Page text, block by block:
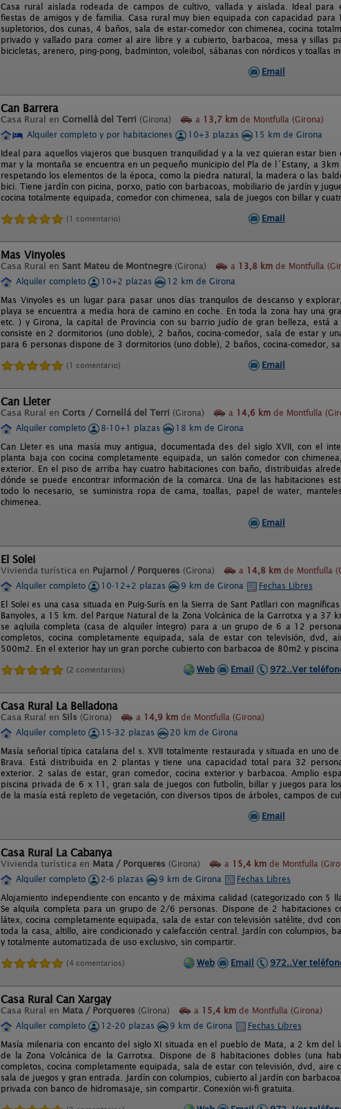
Casa rural aislada rodeada de campos de cultivo, vallada y aislada. Ideal para
fiestas de amigos y de familia. Casa rural muy bien equipada con capacidad
supletorios, dos cunas, 4 baños, sala de estar-comedor con chimenea, cocina
privado y vallado para comer al aire libre y a cubierto, barbacoa, mesa y sillas
bicicletas, arenero, ping-pong, badminton, voleibol, sábanas con nórdicos y toallas
Email
Can Barrera
Casa Rural en Cornellà del Terri (Girona) a 13,7 km de Montfulla (Girona)
Alquiler completo y por habitaciones
10+3 plazas
15 km de Girona
Ideal para aquellos viajeros que busquen tranquilidad y a la vez quieran estar bien
mar y la montaña se encuentra en un pequeño municipio del Pla de l´Estany, a
respetando los elementos de la época, como la piedra natural, la madera o las
bici. Tiene jardín con picina, porxo, patio con barbacoas, mobiliario de jardín y
cocina totalmente equipada, comedor con chimenea, sala de juegos con billar y
(1 comentario) Email
Mas Vinyoles
Casa Rural en Sant Mateu de Montnegre (Girona) a 13,8 km de Montfulla
Alquiler completo
10+2 plazas
12 km de Girona
Mas Vinyoles es un lugar para pasar unos días tranquilos de descanso y
playa se encuentra a media hora de camino en coche. En toda la zona hay una
etc. ) y Girona, la capital de Provincia con su barrio judío de gran belleza, está
consiste en 2 dormitorios (uno doble), 2 baños, cocina-comedor, sala de estar y
para 6 personas dispone de 3 dormitorios (uno doble), 2 baños, cocina-comedor,
(1 comentario) Email
Can Lleter
Casa Rural en Corts / Cornellá del Terri (Girona) a 14,6 km de Montfulla
Alquiler completo
8-10+1 plazas
18 km de Girona
Can Lleter es una masía muy antigua, documentada des del siglo XVII, con el
planta baja con cocina completamente equipada, un salón comedor con
exterior. En el piso de arriba hay cuatro habitaciones con baño, distribuidas
dónde se puede encontrar información de la comarca. Una de las habitaciones
todo lo necesario, se suministra ropa de cama, toallas, papel de water,
chimenea.
Email
El Solei
Vivienda turística en Pujarnol / Porqueres (Girona) a 14,8 km de Montfulla
Alquiler completo
10-12+2 plazas 9 km de Girona
Fechas Libres
El Solei es una casa situada en Puig-Surís en la Sierra de Sant Patllari con
Banyoles, a 15 km. del Parque Natural de la Zona Volcánica de la Garrotxa y a 37
se aqluila completa (casa de alquiler íntegro) para a un grupo de 6 a 12
completos, cocina completamente equipada, sala de estar con televisión, dvd,
500m2. En el exterior hay un gran porche cubierto con barbacoa de 80m2 y piscina
(2 comentarios) Web Email 972..Ver
Casa Rural La Belladona
Casa Rural en Sils (Girona) a 14,9 km de Montfulla (Girona)
Alquiler completo
15-32 plazas
20 km de Girona
Masía señorial típica catalana del s. XVII totalmente restaurada y situada en uno
Brava. Está distribuida en 2 plantas y tiene una capacidad total para 32
exterior. 2 salas de estar, gran comedor, cocina exterior y barbacoa. Amplio
piscina privada de 6 x 11, gran sala de juegos con futbolín, billar y juegos para
de la masía está repleto de vegetación, con diversos tipos de árboles, campos de
Email
Casa Rural La Cabanya
Vivienda turística en Mata / Porqueres (Girona) a 15,4 km de Montfulla
Alquiler completo
2-6 plazas 9 km de Girona
Fechas Libres
Alojamiento independiente con encanto y de máxima calidad (categorizado con 5
Se alquila completa para un grupo de 2/6 personas. Dispone de 2 habitaciones
látex, cocina completamente equipada, sala de estar con televisión satélite, dvd
toda la casa, altillo, aire condicionado y calefacción central. Jardín con columpios,
y totalmente automatizada de uso exclusivo, sin compartir.
(4 comentarios) Web Email 972..Ver
Casa Rural Can Xargay
Casa Rural en Mata / Porqueres (Girona) a 15,4 km de Montfulla (Girona)
Alquiler completo
12-20 plazas 9 km de Girona
Fechas Libres
Masía milenaria con encanto del siglo XI situada en el pueblo de Mata, a 2 km del
de la Zona Volcánica de la Garrotxa. Dispone de 8 habitaciones dobles (una
completos, cocina completamente equipada, sala de estar con televisión, dvd, aire
sala de juegos y gran entrada. Jardín con columpios, cubierto al jardín con
privada con banco de hidromasaje, sin compartir. Conexión wi-fi gratuita.